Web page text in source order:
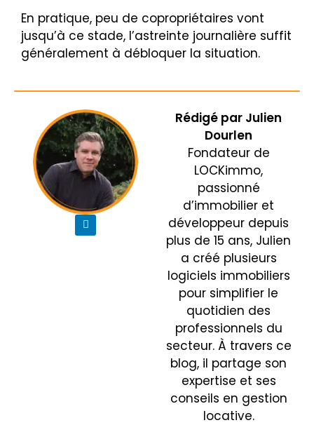
En pratique, peu de copropriétaires vont
jusqu’à ce stade, l’astreinte journalière suffit
généralement à débloquer la situation.
Rédigé par Julien
Dourlen
Fondateur de
LOCKimmo,
passionné
d’immobilier et
développeur depuis
plus de 15 ans, Julien
a créé plusieurs
logiciels immobiliers
pour simplifier le
quotidien des
professionnels du
secteur. À travers ce
blog, il partage son
expertise et ses
conseils en gestion
locative.